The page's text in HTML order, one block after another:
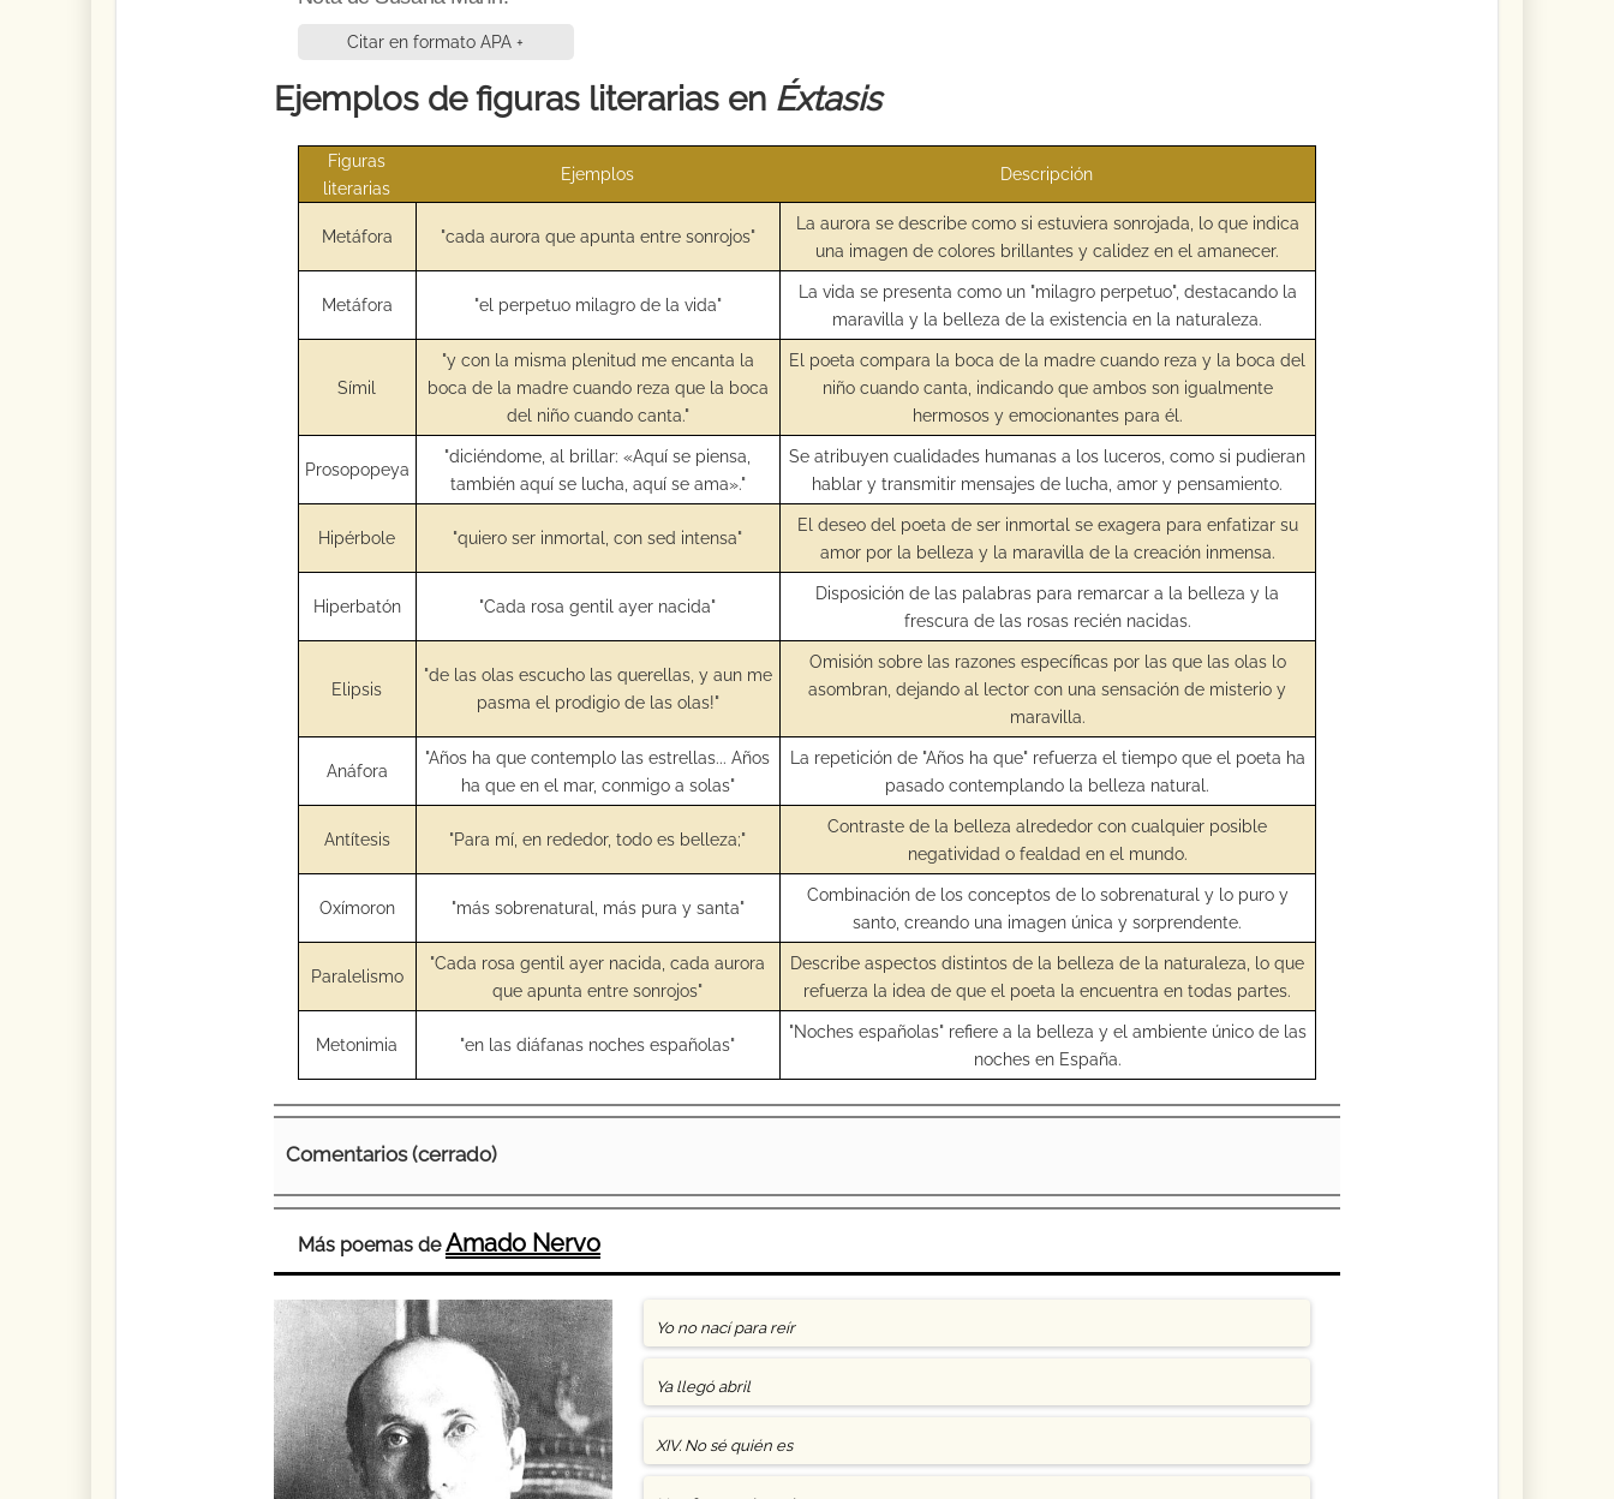
Citar en formato APA +
Ejemplos de figuras literarias en Éxtasis
Figuras
literarias
Ejemplos Descripción
Metáfora "cada aurora que apunta entre sonrojos"
La aurora se describe como si estuviera sonrojada, lo que indica
una imagen de colores brillantes y calidez en el amanecer.
Metáfora "el perpetuo milagro de la vida"
La vida se presenta como un "milagro perpetuo", destacando la
maravilla y la belleza de la existencia en la naturaleza.
Símil
"y con la misma plenitud me encanta la
boca de la madre cuando reza que la boca
del niño cuando canta."
El poeta compara la boca de la madre cuando reza y la boca del
niño cuando canta, indicando que ambos son igualmente
hermosos y emocionantes para él.
Prosopopeya
"diciéndome, al brillar: «Aquí se piensa,
también aquí se lucha, aquí se ama»."
Se atribuyen cualidades humanas a los luceros, como si pudieran
hablar y transmitir mensajes de lucha, amor y pensamiento.
Hipérbole "quiero ser inmortal, con sed intensa"
El deseo del poeta de ser inmortal se exagera para enfatizar su
amor por la belleza y la maravilla de la creación inmensa.
Hiperbatón "Cada rosa gentil ayer nacida"
Disposición de las palabras para remarcar a la belleza y la
frescura de las rosas recién nacidas.
Elipsis
"de las olas escucho las querellas, y aun me
pasma el prodigio de las olas!"
Omisión sobre las razones específicas por las que las olas lo
asombran, dejando al lector con una sensación de misterio y
maravilla.
Anáfora
"Años ha que contemplo las estrellas... Años
ha que en el mar, conmigo a solas"
La repetición de "Años ha que" refuerza el tiempo que el poeta ha
pasado contemplando la belleza natural.
Antítesis "Para mí, en rededor, todo es belleza;"
Contraste de la belleza alrededor con cualquier posible
negatividad o fealdad en el mundo.
Oxímoron "más sobrenatural, más pura y santa"
Combinación de los conceptos de lo sobrenatural y lo puro y
santo, creando una imagen única y sorprendente.
Paralelismo
"Cada rosa gentil ayer nacida, cada aurora
que apunta entre sonrojos"
Describe aspectos distintos de la belleza de la naturaleza, lo que
refuerza la idea de que el poeta la encuentra en todas partes.
Metonimia "en las diáfanas noches españolas"
"Noches españolas" refiere a la belleza y el ambiente único de las
noches en España.
Comentarios (cerrado)
Más poemas deAmado Nervo
Yo no nací para reír
Ya llegó abril
XIV. No sé quién es